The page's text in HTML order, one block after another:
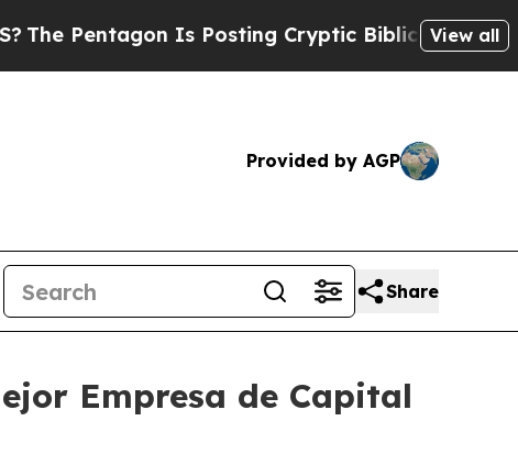
Is Posting Cryptic Biblical Messages on
View all
Provided by AGP
Share
Empresa de Capital